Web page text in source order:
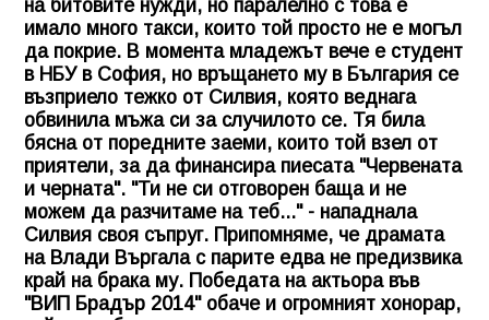
на битовите нужди, но паралелно с това е
имало много такси, които той просто не е могъл
да покрие. В момента младежът вече е студент
в НБУ в София, но връщането му в България се
възприело тежко от Силвия, която веднага
обвинила мъжа си за случилото се. Тя била
бясна от поредните заеми, които той взел от
приятели, за да финансира пиесата "Червената
и черната". "Ти не си отговорен баща и не
можем да разчитаме на теб..." - нападнала
Силвия своя съпруг. Припомняме, че драмата
на Влади Въргала с парите едва не предизвика
край на брака му. Победата на актьора във
"ВИП Брадър 2014" обаче и огромният хонорар,